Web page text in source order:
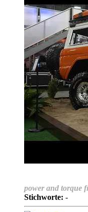
power and torque
Stichworte: -